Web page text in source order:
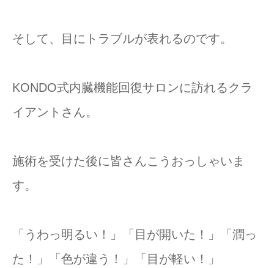
そして、目にトラブルが表れるのです。
KONDO式内臓機能回復サロンに訪れるクラ
イアントさん。
施術を受けた後に皆さんこうおっしゃいま
す。
「うわっ明るい！」「目が開いた！」「潤っ
た！」「色が違う！」「目が軽い！」